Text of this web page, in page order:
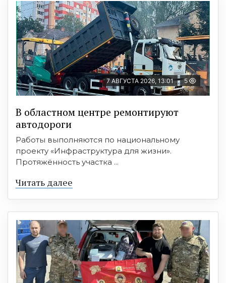
7 АВГУСТА 2026, 13:01 5
В областном центре ремонтируют
автодороги
Работы выполняются по национальному
проекту «Инфраструктура для жизни».
Протяжённость участка ...
Читать далее